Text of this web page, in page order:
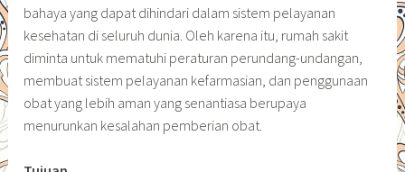
bahaya yang dapat dihindari dalam sistem pelayanan
kesehatan di seluruh dunia. Oleh karena itu, rumah sakit
diminta untuk mematuhi peraturan perundang-undangan,
membuat sistem pelayanan kefarmasian, dan penggunaan
obat yang lebih aman yang senantiasa berupaya
menurunkan kesalahan pemberian obat.